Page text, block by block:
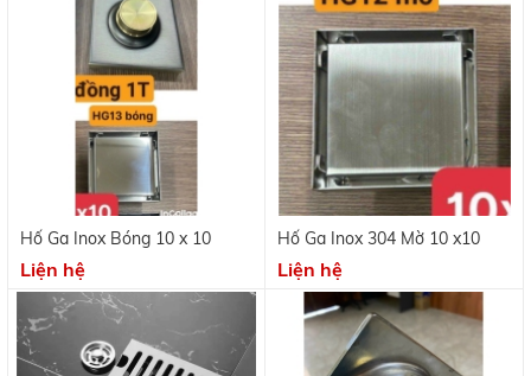
Hố Ga Inox Bóng 10 x 10
Liện hệ
Hố Ga Inox 304 Mờ 10 x10
Liện hệ